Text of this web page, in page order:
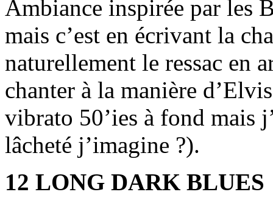
Ambiance inspirée par les
mais c’est en écrivant la
naturellement le ressac en
chanter à la manière
vibrato 50’ies à fond mais
lâcheté j’imagine ?).
12 LONG DARK BLUES